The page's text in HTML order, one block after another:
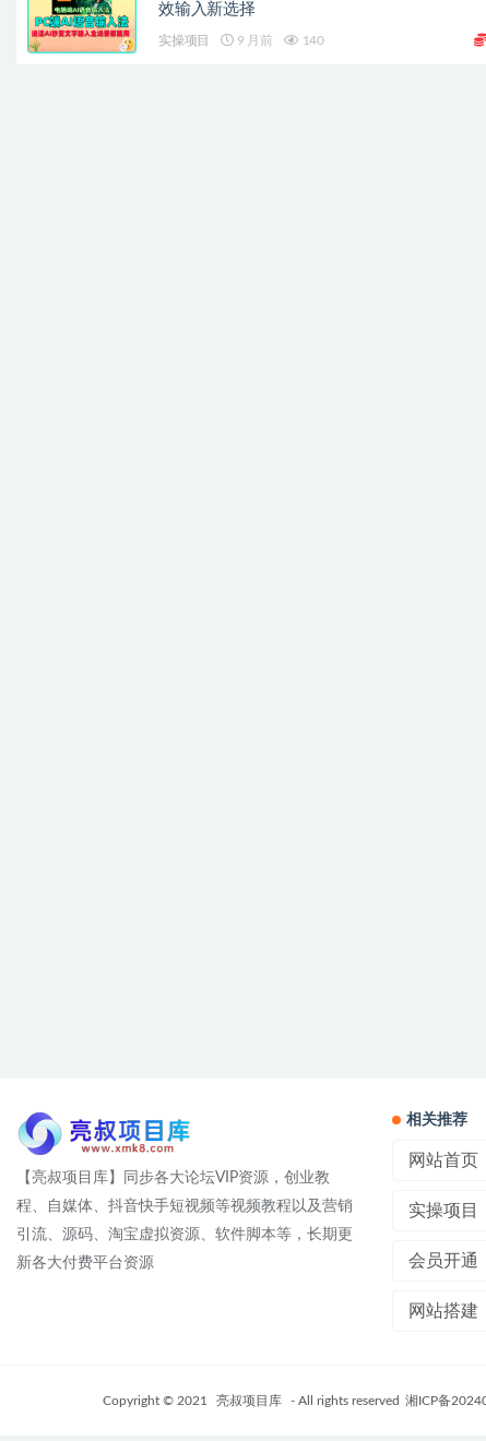
效输入新选择
实操项目 9 月前 140
【亮叔项目库】同步各大论坛VIP资源，创业教
程、自媒体、抖音快手短视频等视频教程以及营销
引流、源码、淘宝虚拟资源、软件脚本等，长期更
新各大付费平台资源
相关推荐
网站首页
实操项目
会员开通
网站搭建
Copyright © 2021 亮叔项目库 - All rights reserved 湘ICP备